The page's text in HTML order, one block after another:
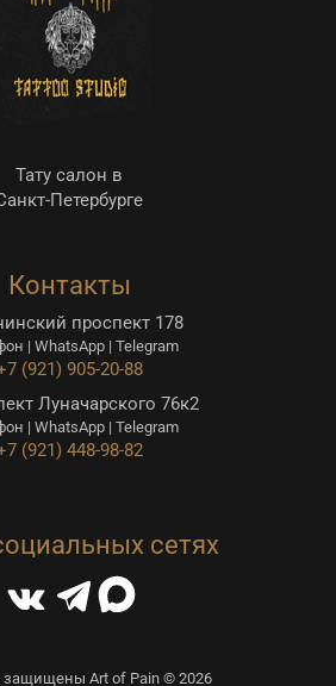
Тату салон в
Петербурге
Контакты
проспект 178
| WhatsApp | Telegram
(921) 905-20-88
Луначарского 76к2
| WhatsApp | Telegram
(921) 448-98-82
сетях
защищены Art of Pain © 2026